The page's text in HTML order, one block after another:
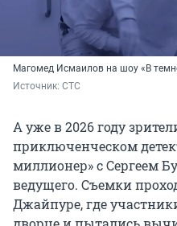
Магомед Исмаилов на шоу «В
Источник: СТС
А уже в 2026 году
приключенческом
миллионер» с Сергеем
ведущего. Съемки
Джайпуре, где